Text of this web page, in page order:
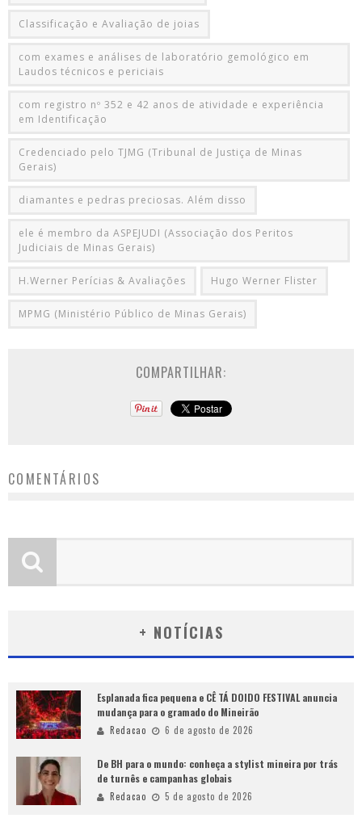
Classificação e Avaliação de joias
com exames e análises de laboratório gemológico em
Laudos técnicos e periciais
com registro nº 352 e 42 anos de atividade e experiência
em Identificação
Credenciado pelo TJMG (Tribunal de Justiça de Minas
Gerais)
diamantes e pedras preciosas. Além disso
ele é membro da ASPEJUDI (Associação dos Peritos
Judiciais de Minas Gerais)
H.Werner Perícias & Avaliações Hugo Werner Flister
MPMG (Ministério Público de Minas Gerais)
COMPARTILHAR:
COMENTÁRIOS
+ NOTÍCIAS
Esplanada fica pequena e CÊ TÁ DOIDO FESTIVAL anuncia
mudança para o gramado do Mineirão
Redacao 6 de agosto de 2026
De BH para o mundo: conheça a stylist mineira por trás
de turnês e campanhas globais
Redacao 5 de agosto de 2026